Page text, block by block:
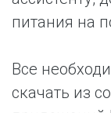
питания на
Все
скачать из